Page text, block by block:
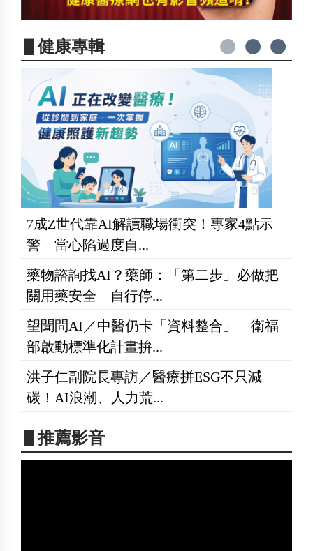
▋健康專輯
7成Z世代靠AI解讀職場衝突！專家4點示
警 當心陷過度自...
藥物諮詢找AI？藥師：「第二步」必做把
關用藥安全 自行停...
望聞問AI／中醫仍卡「資料整合」 衛福
部啟動標準化計畫拚...
洪子仁副院長專訪／醫療拼ESG不只減
碳！AI浪潮、人力荒...
▋推薦影音